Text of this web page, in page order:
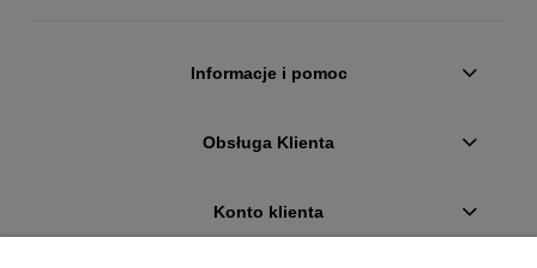
Informacje i pomoc
Obsługa Klienta
Konto klienta